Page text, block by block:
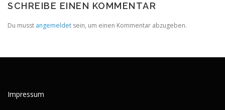
SCHREIBE EINEN KOMMENTAR
Du musst angemeldet sein, um einen Kommentar abzugeben.
Impressum